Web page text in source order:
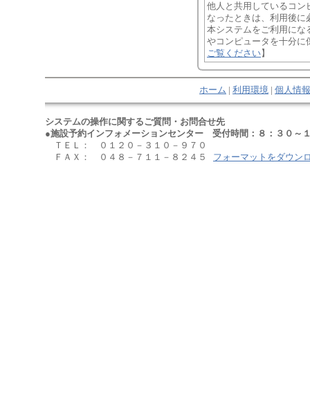
他人と共用しているコン
なったときは、利用後に
本システムをご利用にな
やコンピュータを十分に
ご覧ください】
ホーム 利用環境 個人情
システムの操作に関するご質問・お問合せ先
●施設予約インフォメーションセンター 受付時間：８：３０～
ＴＥＬ： ０１２０－３１０－９７０
ＦＡＸ： ０４８－７１１－８２４５
フォーマットをダウン